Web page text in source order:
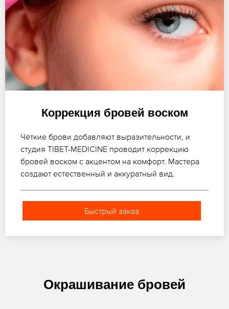
Коррекция бровей воском
Чёткие брови добавляют выразительности, и
студия TIBET-MEDICINE проводит коррекцию
бровей воском с акцентом на комфорт. Мастера
создают естественный и аккуратный вид.
Быстрый заказ
Окрашивание бровей